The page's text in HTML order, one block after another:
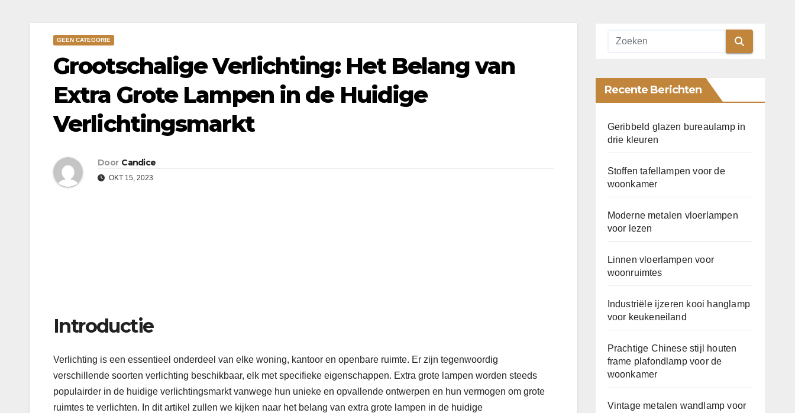
GEEN CATEGORIE
Grootschalige Verlichting: Het Belang van
Extra Grote Lampen in de Huidige
Verlichtingsmarkt
Door Candice
OKT 15, 2023
Introductie
Verlichting is een essentieel onderdeel van elke woning, kantoor en openbare ruimte. Er zijn tegenwoordig
verschillende soorten verlichting beschikbaar, elk met specifieke eigenschappen. Extra grote lampen worden steeds
populairder in de huidige verlichtingsmarkt vanwege hun unieke en opvallende ontwerpen en hun vermogen om grote
ruimtes te verlichten. In dit artikel zullen we kijken naar het belang van extra grote lampen in de huidige
Recente Berichten
Geribbeld glazen bureaulamp in
drie kleuren
Stoffen tafellampen voor de
woonkamer
Moderne metalen vloerlampen
voor lezen
Linnen vloerlampen voor
woonruimtes
Industriële ijzeren kooi hanglamp
voor keukeneiland
Prachtige Chinese stijl houten
frame plafondlamp voor de
woonkamer
Vintage metalen wandlamp voor